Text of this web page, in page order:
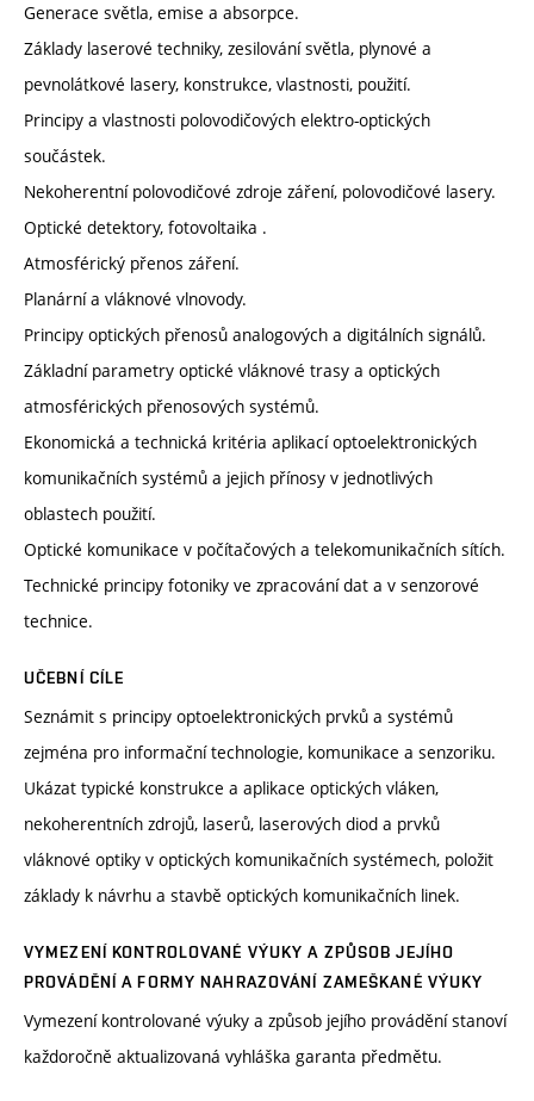
Generace světla, emise a absorpce.
Základy laserové techniky, zesilování světla, plynové a
pevnolátkové lasery, konstrukce, vlastnosti, použití.
Principy a vlastnosti polovodičových elektro-optických
součástek.
Nekoherentní polovodičové zdroje záření, polovodičové lasery.
Optické detektory, fotovoltaika .
Atmosférický přenos záření.
Planární a vláknové vlnovody.
Principy optických přenosů analogových a digitálních signálů.
Základní parametry optické vláknové trasy a optických
atmosférických přenosových systémů.
Ekonomická a technická kritéria aplikací optoelektronických
komunikačních systémů a jejich přínosy v jednotlivých
oblastech použití.
Optické komunikace v počítačových a telekomunikačních sítích.
Technické principy fotoniky ve zpracování dat a v senzorové
technice.
UČEBNÍ CÍLE
Seznámit s principy optoelektronických prvků a systémů
zejména pro informační technologie, komunikace a senzoriku.
Ukázat typické konstrukce a aplikace optických vláken,
nekoherentních zdrojů, laserů, laserových diod a prvků
vláknové optiky v optických komunikačních systémech, položit
základy k návrhu a stavbě optických komunikačních linek.
VYMEZENÍ KONTROLOVANÉ VÝUKY A ZPŮSOB JEJÍHO
PROVÁDĚNÍ A FORMY NAHRAZOVÁNÍ ZAMEŠKANÉ VÝUKY
Vymezení kontrolované výuky a způsob jejího provádění stanoví
každoročně aktualizovaná vyhláška garanta předmětu.